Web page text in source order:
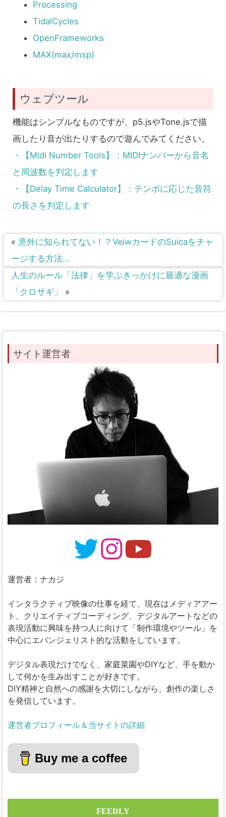
Processing
TidalCycles
OpenFrameworks
MAX(max/msp)
ウェブツール
機能はシンプルなものですが、p5.jsやTone.jsで描
画したり音が出たりするので遊んでみてください。
・【Midi Number Tools】：MIDIナンバーから音名
と周波数を判定します
・【Delay Time Calculator】：テンポに応じた音符
の長さを判定します
« 意外に知られてない！？VeiwカードのSuicaをチャ
ージする方法…
人生のルール「法律」を学ぶきっかけに最適な漫画
「クロサギ」
»
サイト運営者
運営者：ナカジ
インタラクティブ映像の仕事を経て、現在はメディアアー
ト、クリエイティブコーディング、デジタルアートなどの
表現活動に興味を持つ人に向けて「制作環境やツール」を
中心にエバンジェリスト的な活動をしています。
デジタル表現だけでなく、家庭菜園やDIYなど、手を動か
して何かを生み出すことが好きです。
DIY精神と自然への感謝を大切にしながら、創作の楽しさ
を発信しています。
運営者プロフィール＆当サイトの詳細
Buy me a coffee
FEEDLY